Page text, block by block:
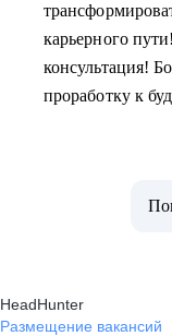
карьерного
консультация!
проработку к
HeadHunter
Размещение вакансий